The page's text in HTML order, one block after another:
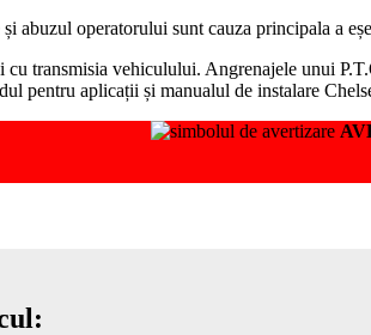
transmisia vehiculului. Angrenajele unui
pentru aplicații și manualul de instalare